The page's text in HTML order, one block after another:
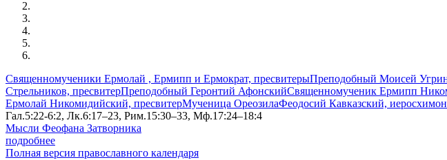
Священномученики Ермолай , Ермипп и Ермократ, пресвитерыПреподобный Моисей
Стрельников, пресвитерПреподобный Геронтий АфонскийСвященномученик Ермипп
Ермолай Никомидийский, пресвитерМученица ОреозилаФеодосий Кавказский,
Гал.5:22-6:2, Лк.6:17–23, Рим.15:30–33, Мф.17:24–18:4
Мысли Феофана Затворника
подробнее
Полная версия православного календаря